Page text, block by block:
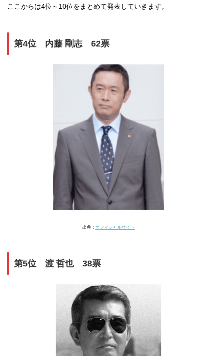
ここからは4位～10位をまとめて発表していきます。
第4位 内藤 剛志 62票
出典： オフィシャルサイト
第5位 渡 哲也 38票